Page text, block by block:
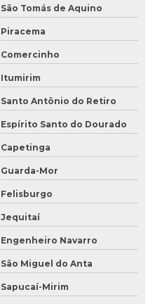
São Tomás de Aquino
Piracema
Comercinho
Itumirim
Santo Antônio do Retiro
Espírito Santo do Dourado
Capetinga
Guarda-Mor
Felisburgo
Jequitaí
Engenheiro Navarro
São Miguel do Anta
Sapucaí-Mirim